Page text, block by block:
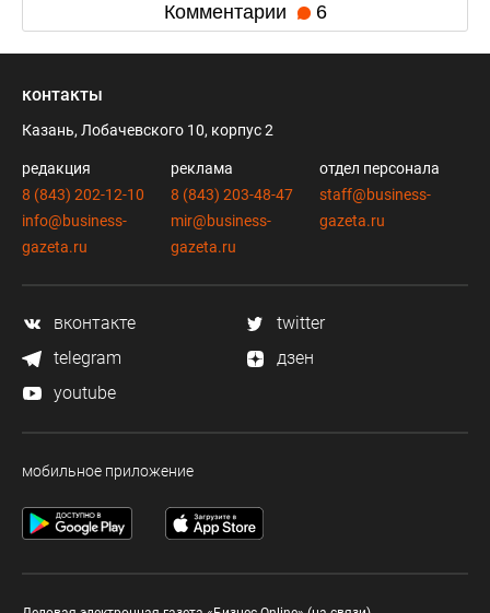
Комментарии 6
контакты
Казань, Лобачевского 10, корпус 2
редакция
8 (843) 202-12-10
info@business-
gazeta.ru
реклама
8 (843) 203-48-47
mir@business-
gazeta.ru
отдел персонала
staff@business-
gazeta.ru
вконтакте
twitter
telegram
дзен
youtube
мобильное приложение